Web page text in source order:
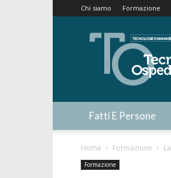
Chi siamo Formazione
Tecnica
Ospedaliera
Fatti E Persone
Home Formazione
Formazione